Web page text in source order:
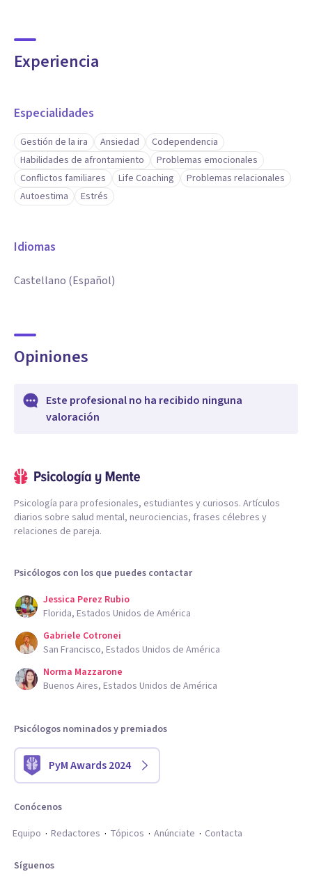
Experiencia
Especialidades
Gestión de la ira Ansiedad
Codependencia
Habilidades de afrontamiento
Problemas emocionales
Conflictos familiares
Life Coaching
Problemas relacionales
Autoestima
Estrés
Idiomas
Castellano (Español)
Opiniones
Este profesional no ha recibido ninguna
valoración
Psicología para profesionales, estudiantes y curiosos. Artículos
diarios sobre salud mental, neurociencias, frases célebres y
relaciones de pareja.
Psicólogos con los que puedes contactar
Jessica Perez Rubio
Florida, Estados Unidos de América
Gabriele Cotronei
San Francisco, Estados Unidos de América
Norma Mazzarone
Buenos Aires, Estados Unidos de América
Psicólogos nominados y premiados
PyM Awards 2024
Conócenos
Equipo
Redactores Tópicos Anúnciate Contacta
Síguenos